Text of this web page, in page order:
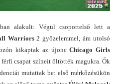
alakult: Végül csoportelső lett a
Warriors2 győzelemmel, ám utolsó
kikaptak az újoncChicago Girls
csapat színeit öltötték magukra. Ők
mutattak be: első mérkőzésükön